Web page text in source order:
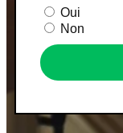
Oui
Non